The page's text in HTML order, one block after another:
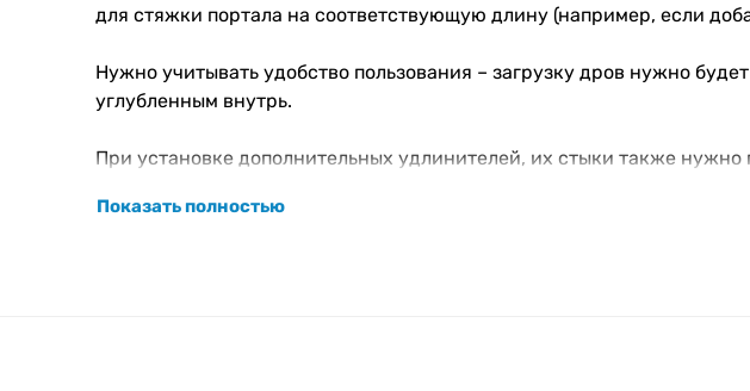
для стяжки портала на соответствующую длину (например, если
Нужно учитывать удобство пользования – загрузку дров нужно
углубленным внутрь.
При установке дополнительных удлинителей, их стыки также нужно
Показать полностью